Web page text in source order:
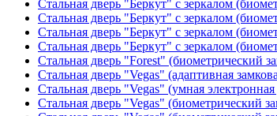
Стальная дверь "Беркут" с зеркалом
Стальная дверь "Беркут" с зеркалом
Стальная дверь "Беркут" с зеркалом
Стальная дверь "Беркут" с зеркалом
Стальная дверь "Forest" (биометрический
Стальная дверь "Vegas" (адаптивная
Стальная дверь "Vegas" (умная
Стальная дверь "Vegas" (биометрический